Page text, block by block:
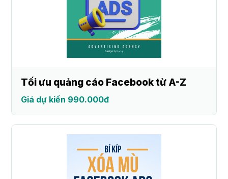
Tối ưu quảng cáo Facebook từ A-Z
Giá dự kiến 990.000đ